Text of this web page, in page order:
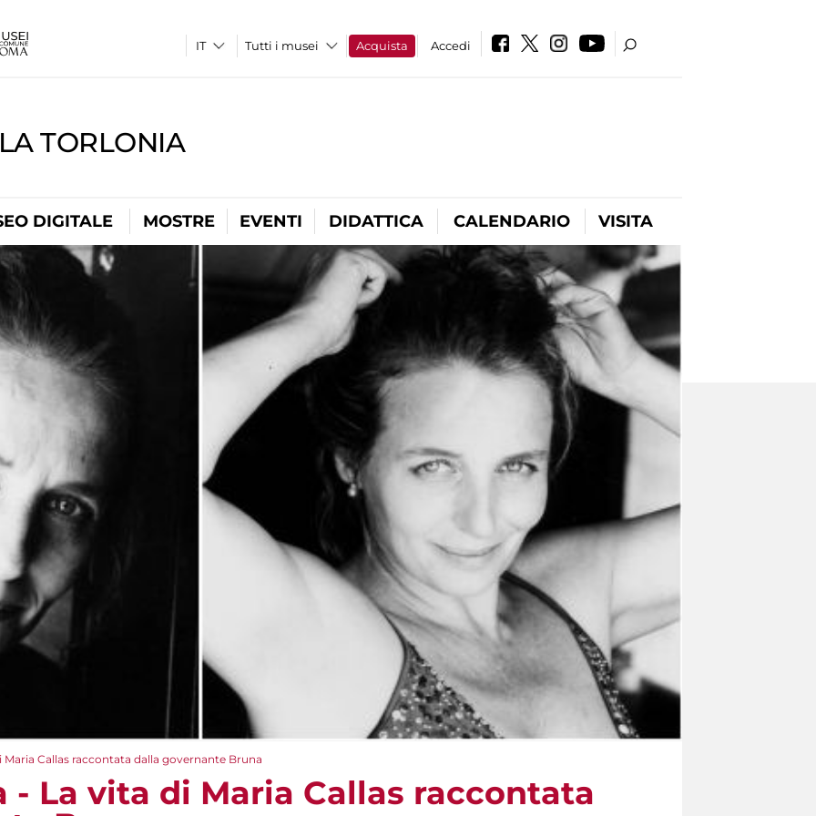
Tutti i musei Acquista Accedi
TORLONIA
DIGITALE MOSTRE EVENTI DIDATTICA CALENDARIO VISITA
Maria Callas raccontata dalla governante Bruna
- La vita di Maria Callas raccontata